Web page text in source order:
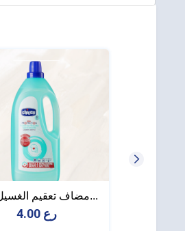
مضاف تعقيم الغسيل شيكو...
4.00 رع